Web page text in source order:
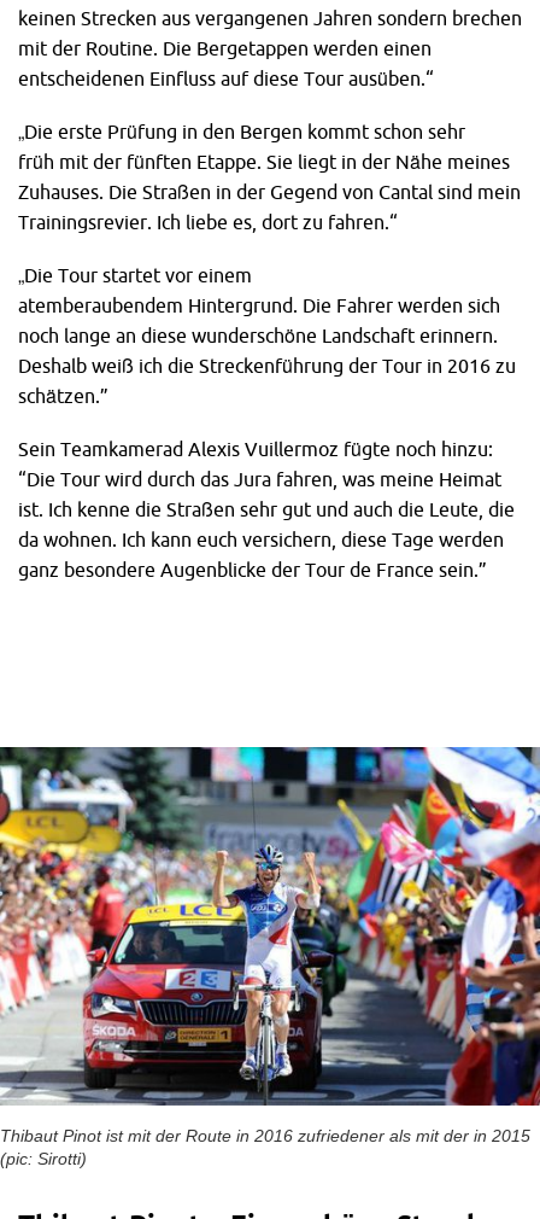
keinen Strecken aus vergangenen Jahren sondern brechen
mit der Routine. Die Bergetappen werden einen
entscheidenen Einfluss auf diese Tour ausüben.“
„Die erste Prüfung in den Bergen kommt schon sehr
früh mit der fünften Etappe. Sie liegt in der Nähe meines
Zuhauses. Die Straßen in der Gegend von Cantal sind mein
Trainingsrevier. Ich liebe es, dort zu fahren.“
„Die Tour startet vor einem
atemberaubendem Hintergrund. Die Fahrer werden sich
noch lange an diese wunderschöne Landschaft erinnern.
Deshalb weiß ich die Streckenführung der Tour in 2016 zu
schätzen.”
Sein Teamkamerad Alexis Vuillermoz fügte noch hinzu:
“Die Tour wird durch das Jura fahren, was meine Heimat
ist. Ich kenne die Straßen sehr gut und auch die Leute, die
da wohnen. Ich kann euch versichern, diese Tage werden
ganz besondere Augenblicke der Tour de France sein.”
Thibaut Pinot ist mit der Route in 2016 zufriedener als mit der in 2015
(pic: Sirotti)